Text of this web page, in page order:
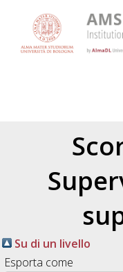
Su di un livello
Esporta come